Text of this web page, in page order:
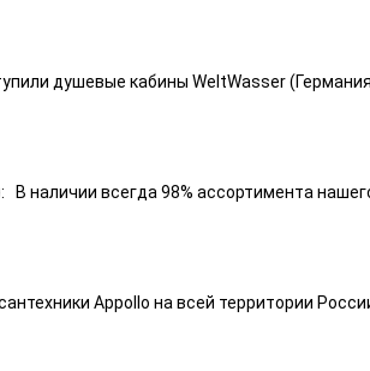
душевые кабины WeltWasser
всегда 98% ассортимента
Appollo на всей территории